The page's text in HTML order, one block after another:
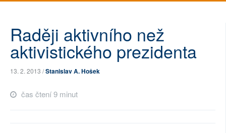
ARCHIV
Raději aktivního než
aktivistického prezidenta
13. 2. 2013 /Stanislav A. Hošek
čas čtení 9 minut